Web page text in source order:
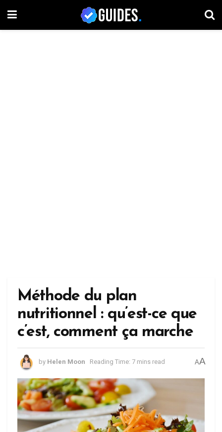
Méthode du plan
nutritionnel : qu’est-ce que
c’est, comment ça marche
by Helen Moon Reading Time: 7 mins read AA